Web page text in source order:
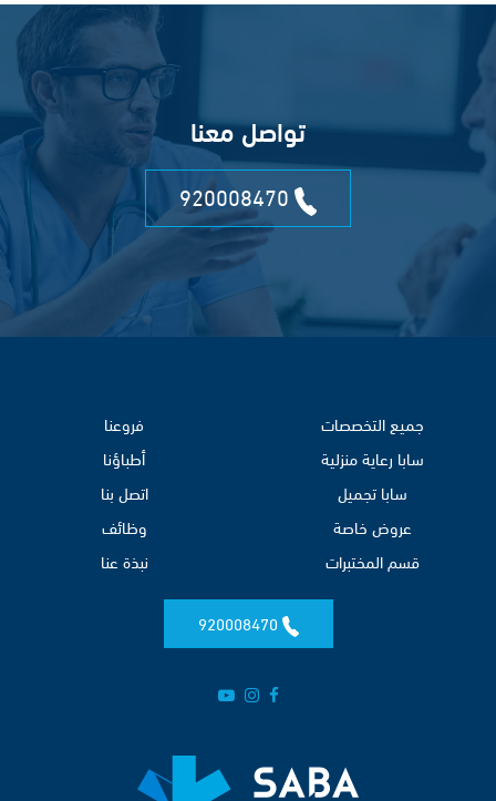
تواصل معنا
جميع التخصصات
سابا رعاية منزلية
سابا تجميل
عروض خاصة
قسم المختبرات
فروعنا
أطباؤنا
اتصل بنا
وظائف
نبذة عنا